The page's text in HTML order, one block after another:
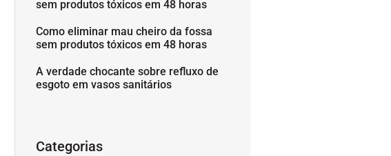
sem produtos tóxicos em 48 horas
Como eliminar mau cheiro da fossa
sem produtos tóxicos em 48 horas
A verdade chocante sobre refluxo de
esgoto em vasos sanitários
Categorias